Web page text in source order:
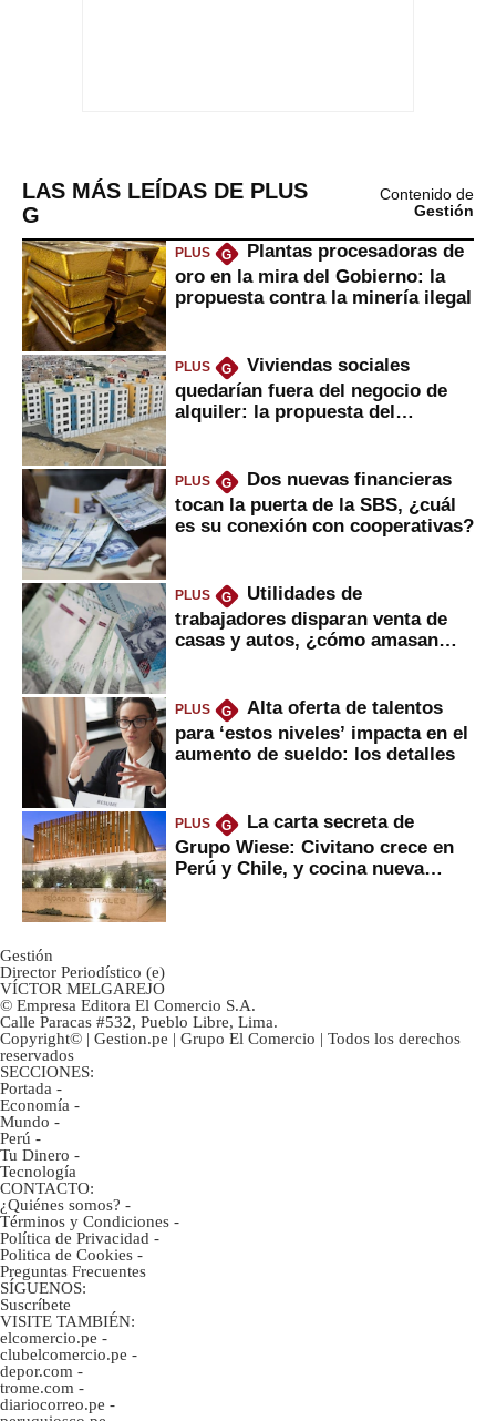
LAS MÁS LEÍDAS DE PLUS
G
Contenido de
Gestión
PLUS G
Plantas procesadoras de
oro en la mira del Gobierno: la
propuesta contra la minería ilegal
PLUS G
Viviendas sociales
quedarían fuera del negocio de
alquiler: la propuesta del
PLUS G
Dos nuevas financieras
tocan la puerta de la SBS, ¿cuál
es su conexión con cooperativas?
PLUS G
Utilidades de
trabajadores disparan venta de
casas y autos, ¿cómo amasan
PLUS G
Alta oferta de talentos
para ‘estos niveles’ impacta en el
aumento de sueldo: los detalles
PLUS G
La carta secreta de
Grupo Wiese: Civitano crece en
Perú y Chile, y cocina nueva
Gestión
Director Periodístico (e)
VÍCTOR MELGAREJO
© Empresa Editora El Comercio S.A.
Calle Paracas #532, Pueblo Libre, Lima.
Copyright© | Gestion.pe | Grupo El Comercio | Todos los derechos
reservados
SECCIONES:
Portada -
Economía -
Mundo -
Perú -
Tu Dinero -
Tecnología
CONTACTO:
¿Quiénes somos? -
Términos y Condiciones -
Política de Privacidad -
Politica de Cookies -
Preguntas Frecuentes
SÍGUENOS:
Suscríbete
VISITE TAMBIÉN:
elcomercio.pe -
clubelcomercio.pe -
depor.com -
trome.com -
diariocorreo.pe -